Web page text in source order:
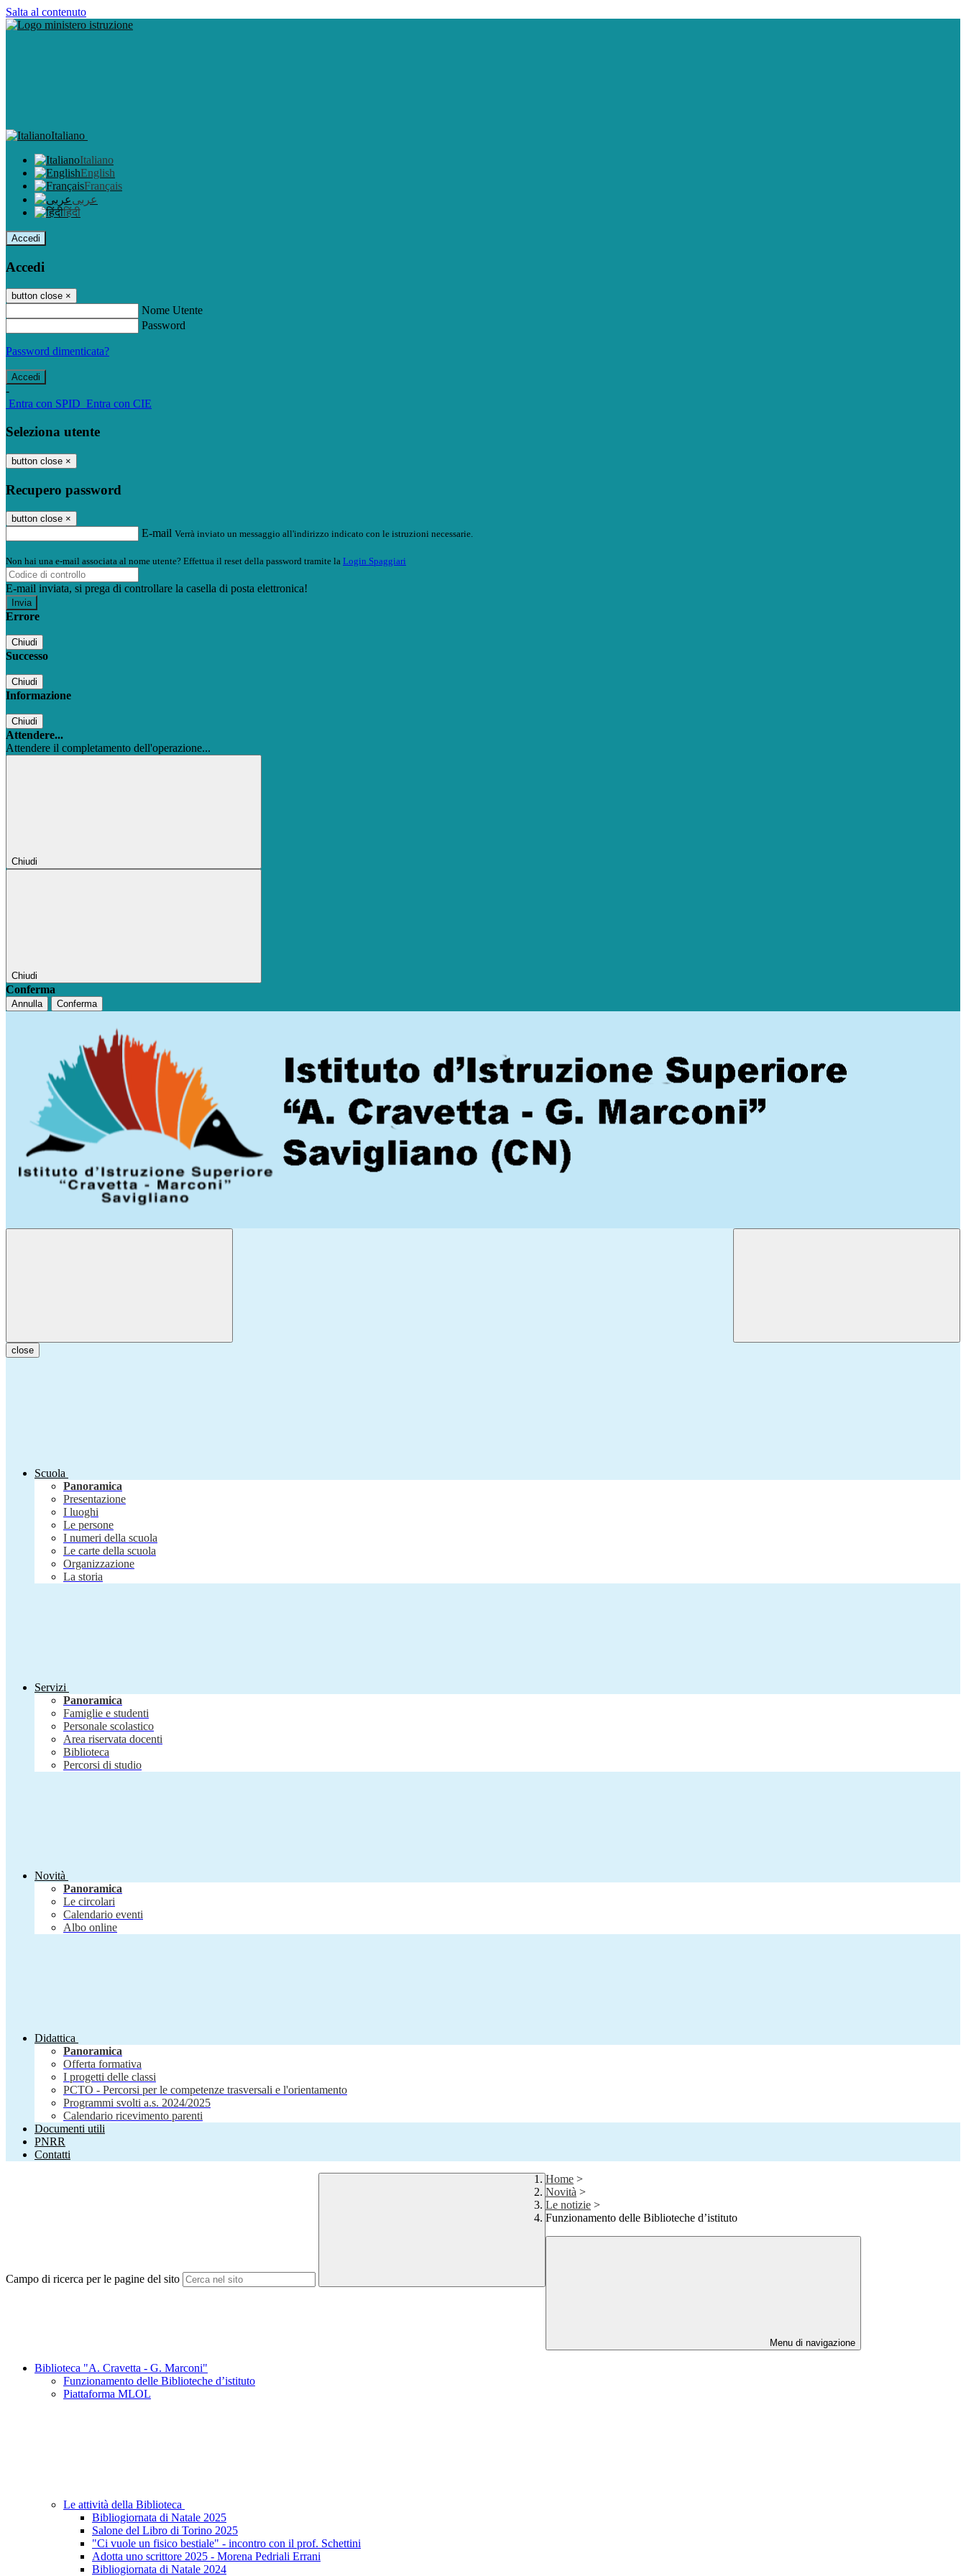
Salta al contenuto
Italiano
Italiano
English
Français
عربى
हिंदी
Accedi
Accedi
button close ×
Nome Utente
Password
Password dimenticata?
-
Entra con SPID Entra con CIE
Seleziona utente
button close ×
Recupero password
button close ×
E-mail Verrà inviato un messaggio all'indirizzo indicato con le istruzioni necessarie.
Non hai una e-mail associata al nome utente? Effettua il reset della password tramite la Login Spaggiari
E-mail inviata, si prega di controllare la casella di posta elettronica!
Errore
Chiudi
Successo
Chiudi
Informazione
Chiudi
Attendere...
Attendere il completamento dell'operazione...
Chiudi
Chiudi
Conferma
Annulla Conferma
close
Scuola
Panoramica
Presentazione
I luoghi
Le persone
I numeri della scuola
Le carte della scuola
Organizzazione
La storia
Servizi
Panoramica
Famiglie e studenti
Personale scolastico
Area riservata docenti
Biblioteca
Percorsi di studio
Novità
Panoramica
Le circolari
Calendario eventi
Albo online
Didattica
Panoramica
Offerta formativa
I progetti delle classi
PCTO - Percorsi per le competenze trasversali e l'orientamento
Programmi svolti a.s. 2024/2025
Calendario ricevimento parenti
Documenti utili
PNRR
Contatti
Campo di ricerca per le pagine del sito
Home >
Novità >
Le notizie >
Funzionamento delle Biblioteche d’istituto
Menu di navigazione
Biblioteca "A. Cravetta - G. Marconi"
Funzionamento delle Biblioteche d’istituto
Piattaforma MLOL
Le attività della Biblioteca
Bibliogiornata di Natale 2025
Salone del Libro di Torino 2025
"Ci vuole un fisico bestiale" - incontro con il prof. Schettini
Adotta uno scrittore 2025 - Morena Pedriali Errani
Bibliogiornata di Natale 2024